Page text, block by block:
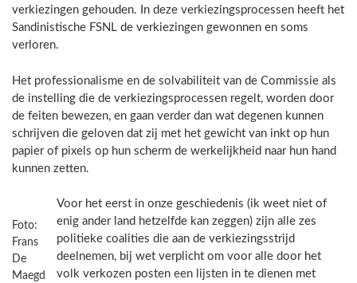
verkiezingen gehouden. In deze verkiezingsprocessen heeft het
Sandinistische FSNL de verkiezingen gewonnen en soms
verloren.
Het professionalisme en de solvabiliteit van de Commissie als
de instelling die de verkiezingsprocessen regelt, worden door
de feiten bewezen, en gaan verder dan wat degenen kunnen
schrijven die geloven dat zij met het gewicht van inkt op hun
papier of pixels op hun scherm de werkelijkheid naar hun hand
kunnen zetten.
Foto:
Frans
De
Maegd
Voor het eerst in onze geschiedenis (ik weet niet of
enig ander land hetzelfde kan zeggen) zijn alle zes
politieke coalities die aan de verkiezingsstrijd
deelnemen, bij wet verplicht om voor alle door het
volk verkozen posten een lijsten in te dienen met